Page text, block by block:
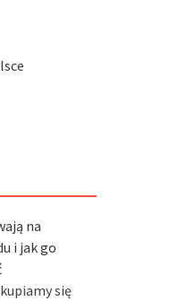
na
i jak go
się